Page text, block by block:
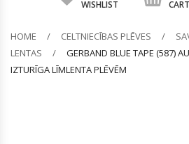
WISHLIST
CART
HOME CELTNIECĪBAS PLĒVES
LENTAS
GERBAND BLUE TAPE (587)
IZTURĪGA LĪMLENTA PLĒVĒM